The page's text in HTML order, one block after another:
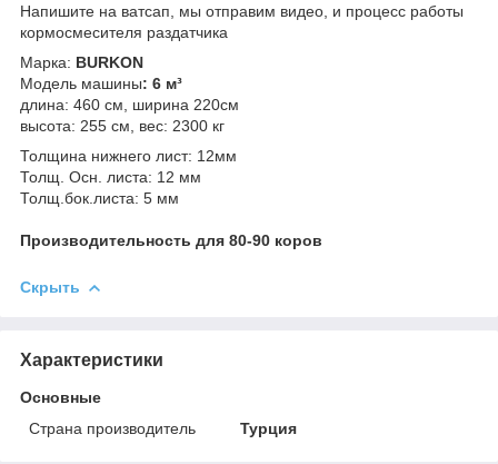
Напишите на ватсап, мы отправим видео, и процесс работы
кормосмесителя раздатчика
Марка: BURKON
Модель машины: 6 м³
длина: 460 см, ширина 220см
высота: 255 см, вес: 2300 кг
Толщина нижнего лист: 12мм
Толщ. Осн. листа: 12 мм
Толщ.бок.листа: 5 мм
Производительность для 80-90 коров
Скрыть
Характеристики
Основные
Страна производитель
Турция